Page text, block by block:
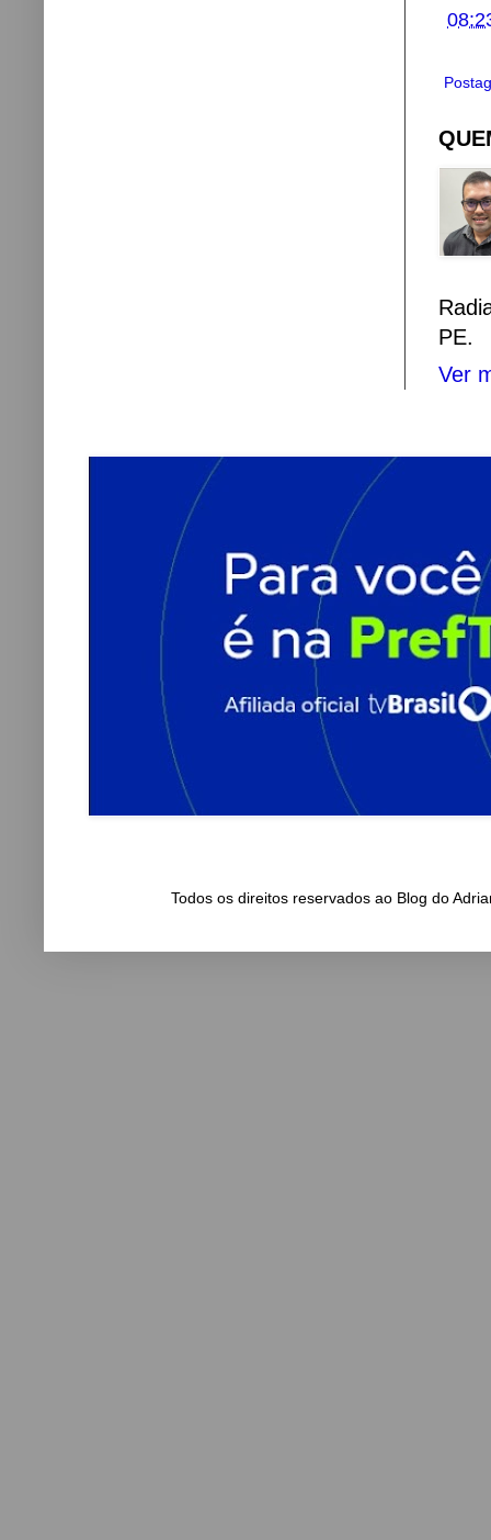
PE.
Ver
Todos os direitos reservados ao Blog do